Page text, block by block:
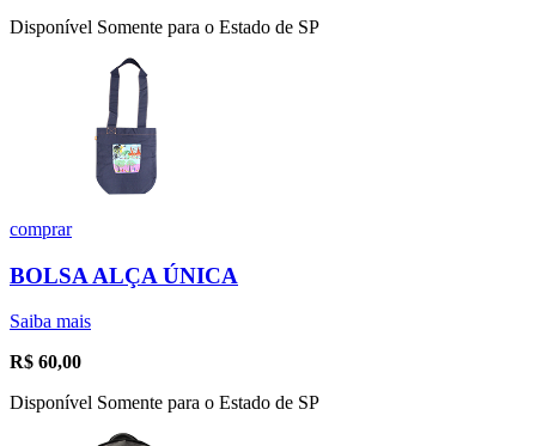
Disponível Somente para o Estado de SP
comprar
BOLSA ALÇA ÚNICA
Saiba mais
R$ 60,00
Disponível Somente para o Estado de SP